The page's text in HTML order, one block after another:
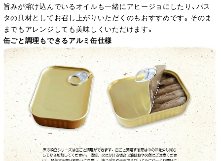
旨みが溶け込んでいるオイルも一緒にアヒージョにしたり、パス
タの具材としてお召し上がりいただくのもおすすめです。そのま
までもアレンジしても美味しくいただけます。
缶ごと調理もできるアルミ缶仕様